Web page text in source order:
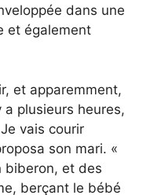
dans une
et également
et apparemment,
plusieurs heures,
vais courir
son mari. «
biberon, et des
berçant le bébé